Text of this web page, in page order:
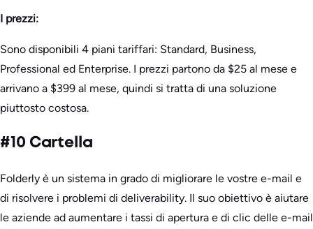
I prezzi:
Sono disponibili 4 piani tariffari: Standard, Business,
Professional ed Enterprise. I prezzi partono da $25 al mese e
arrivano a $399 al mese, quindi si tratta di una soluzione
piuttosto costosa.
#10 Cartella
Folderly è un sistema in grado di migliorare le vostre e-mail e
di risolvere i problemi di deliverability. Il suo obiettivo è aiutare
le aziende ad aumentare i tassi di apertura e di clic delle e-mail